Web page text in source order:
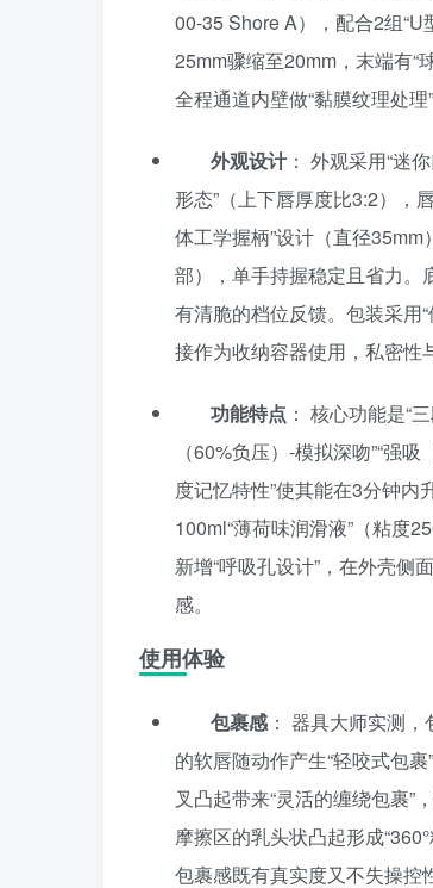
00-35 Shore A），配合2组“U
25mm骤缩至20mm，末端有“
全程通道内壁做“黏膜纹理处理
外观设计： 外观采用“迷
形态”（上下唇厚度比3:2），
体工学握柄”设计（直径
部），单手持握稳定且省力。
有清脆的档位反馈。包装采用
接作为收纳容器使用，私密性
功能特点 ： 核心功能是“
（60%负压）-模拟深吻”“强
度记忆特性”使其能在3分钟
100ml“薄荷味润滑液”（粘度
新增“呼吸孔设计”，在外壳侧
感。
使用体验
包裹感 ： 器具大师实测
的软唇随动作产生“轻咬式包
叉凸起带来“灵活的缠绕包裹”
摩擦区的乳头状凸起形成
包裹感既有真实度又不失操控